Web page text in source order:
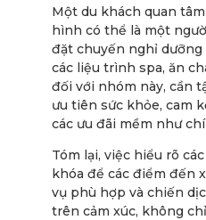
Một du khách quan
hình có thể là một
đặt chuyến nghỉ dưỡng
các liệu trình spa, ăn
đối với nhóm này, cần
ưu tiên sức khỏe, cam
các ưu đãi mềm như
Tóm lại, việc hiểu rõ
khóa để các điểm đến
vụ phù hợp và chiến
trên cảm xúc, không